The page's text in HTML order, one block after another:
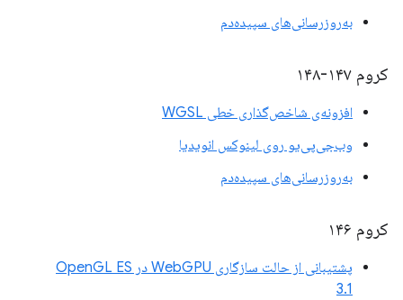
به‌روزرسانی‌های سپیده‌دم
کروم ۱۴۷-۱۴۸
افزونه‌ی شاخص‌گذاری خطی WGSL
وب‌جی‌پی‌یو روی لینوکس انویدیا
به‌روزرسانی‌های سپیده‌دم
کروم ۱۴۶
پشتیبانی از حالت سازگاری WebGPU در OpenGL ES
3.1